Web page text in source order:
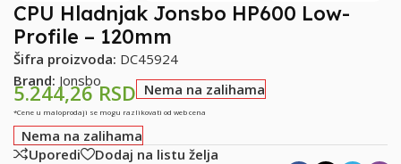
CPU Hladnjak Jonsbo HP600 Low-
Profile – 120mm
Šifra proizvoda: DC45924
Brand: Jonsbo
5.244,26RSD Nema na zalihama
*Cene u maloprodaji se mogu razlikovati od web cena
Nema na zalihama
Uporedi
Dodaj na listu želja